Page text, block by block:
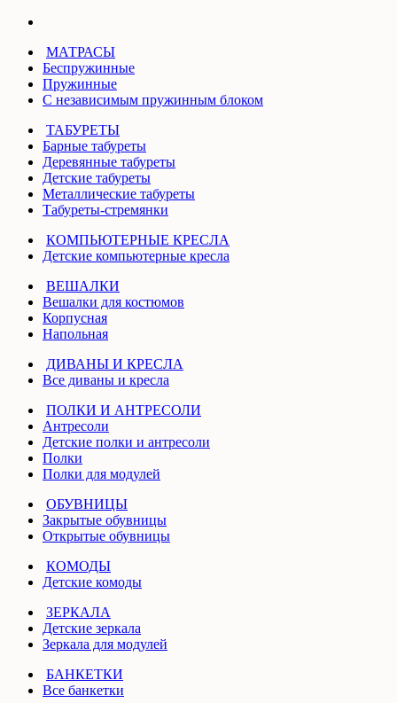
МАТРАСЫ
Беспружинные
Пружинные
С независимым пружинным блоком
ТАБУРЕТЫ
Барные табуреты
Деревянные табуреты
Детские табуреты
Металлические табуреты
Табуреты-стремянки
КОМПЬЮТЕРНЫЕ КРЕСЛА
Детские компьютерные кресла
ВЕШАЛКИ
Вешалки для костюмов
Корпусная
Напольная
ДИВАНЫ И КРЕСЛА
Все диваны и кресла
ПОЛКИ И АНТРЕСОЛИ
Антресоли
Детские полки и антресоли
Полки
Полки для модулей
ОБУВНИЦЫ
Закрытые обувницы
Открытые обувницы
КОМОДЫ
Детские комоды
ЗЕРКАЛА
Детские зеркала
Зеркала для модулей
БАНКЕТКИ
Все банкетки